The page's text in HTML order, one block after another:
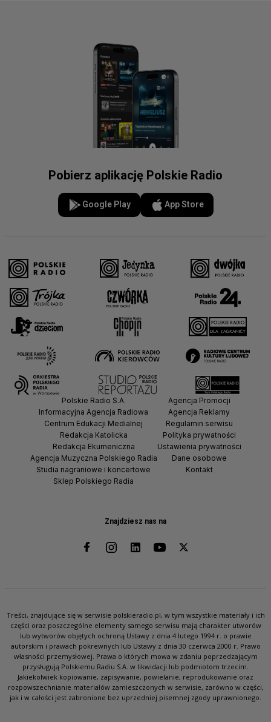
Pobierz aplikację Polskie Radio
Google Play App Store
Znajdziesz nas na
Polskie Radio S.A.
Informacyjna Agencja Radiowa
Centrum Edukacji Medialnej
Redakcja Katolicka
Redakcja Ekumeniczna
Agencja Muzyczna Polskiego Radia
Studia nagraniowe i koncertowe
Sklep Polskiego Radia
Agencja Promocji
Agencja Reklamy
Regulamin serwisu
Polityka prywatności
Ustawienia prywatności
Dane osobowe
Kontakt
Treści, znajdujące się w serwisie polskieradio.pl, w tym wszystkie materiały i ich
części oraz poszczególne elementy samego serwisu mają charakter utworów
lub wytworów objętych ochroną Ustawy z dnia 4 lutego 1994 r. o prawie
autorskim i prawach pokrewnych lub Ustawy z dnia 30 czerwca 2000 r. Prawo
własności przemysłowej. Prawa o których mowa w zdaniu poprzedzającym
przysługują Polskiemu Radiu S.A. w likwidacji lub podmiotom trzecim.
Jakiekolwiek kopiowanie, zapisywanie, powielanie, reprodukowanie oraz
rozpowszechnianie materiałów zamieszczonych w serwisie, zarówno w części,
jak i w całości jest zabronione bez uprzedniej pisemnej zgody uprawnionego.